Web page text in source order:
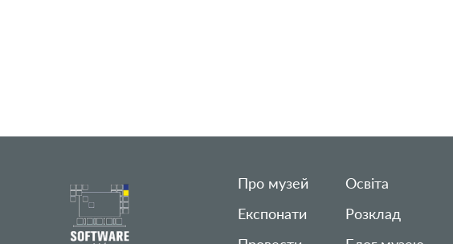
Про музей
Експонати
Освіта
Розклад